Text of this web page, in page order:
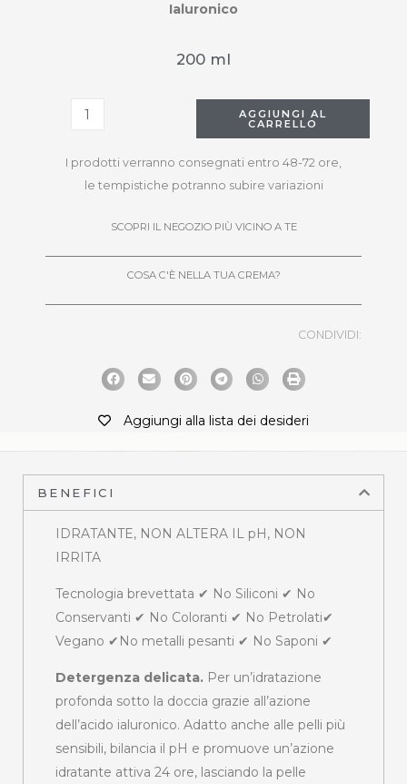
Ialuronico
200 ml
AGGIUNGI AL
CARRELLO
I prodotti verranno consegnati entro 48-72 ore,
le tempistiche potranno subire variazioni
SCOPRI IL NEGOZIO PIÙ VICINO A TE
COSA C'È NELLA TUA CREMA?
CONDIVIDI:
Aggiungi alla lista dei desideri
BENEFICI
IDRATANTE, NON ALTERA IL pH, NON
IRRITA
Tecnologia brevettata ✔ No Siliconi ✔ No
Conservanti ✔ No Coloranti ✔ No Petrolati✔
Vegano ✔No metalli pesanti ✔ No Saponi ✔
Detergenza delicata. Per un’idratazione
profonda sotto la doccia grazie all’azione
dell’acido ialuronico. Adatto anche alle pelli più
sensibili, bilancia il pH e promuove un’azione
idratante attiva 24 ore, lasciando la pelle